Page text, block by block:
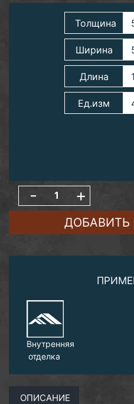
Толщина
Ширина
Длина
Ед.изм
- +
ДОБАВИТЬ
Внутренняя
отделка
ОПИСАНИЕ